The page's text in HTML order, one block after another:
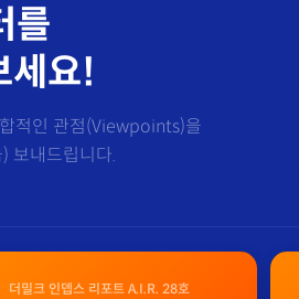
를
세요!
적인 관점(Viewpoints)을
보내드립니다.
더밀크 인뎁스 리포트 A.I.R. 28호